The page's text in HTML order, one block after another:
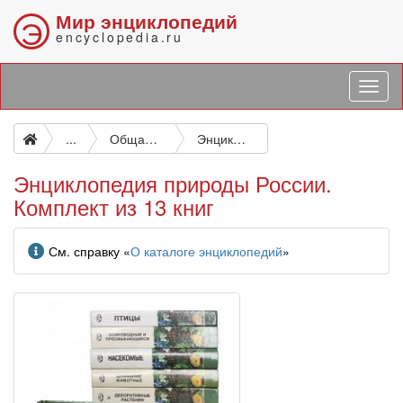
Э Мир энциклопедий
encyclopedia.ru
... Общая ботаника Энциклопедия природы России. Комплект из 13 книг
Энциклопедия природы России.
Комплект из 13 книг
Информация
См. справку «О каталоге энциклопедий»